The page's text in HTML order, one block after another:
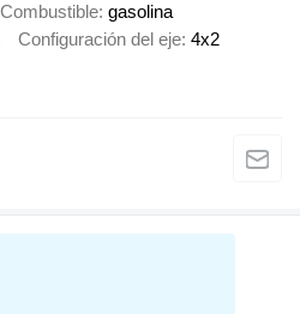
Combustible gasolina
Configuración del eje 4x2